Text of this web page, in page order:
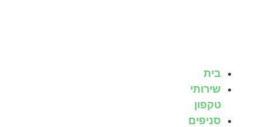
בית
שירותי
טקפון
סניפים